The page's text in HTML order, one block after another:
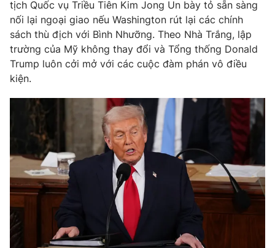
Thị trường
Tư vấn
Lịch phát sóng
Chuyên mục khác
Emagazine
Photo Infographic
Video Shorts video
VTV Money VTV Thể thao
VTV Sức khoẻ Bất động sản
tịch Quốc vụ Triều Tiên Kim Jong Un bày tỏ sẵn sàng
nối lại ngoại giao nếu Washington rút lại các chính
sách thù địch với Bình Nhưỡng. Theo Nhà Trắng, lập
trường của Mỹ không thay đổi và Tổng thống Donald
Trump luôn cởi mở với các cuộc đàm phán vô điều
kiện.